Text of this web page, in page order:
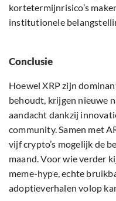
kortetermijnrisico’s
institutionele
Conclusie
Hoewel XRP zijn
behoudt, krijgen nieuwe
aandacht dankzij
community. Samen met
vijf crypto’s mogelijk de
maand. Voor wie verder
meme-hype, echte
adoptieverhalen volop